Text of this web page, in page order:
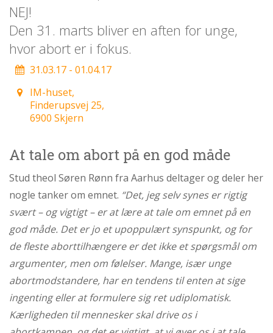
Argumenter
imod
abort
2.0:
Om
os
2.2:
Tidligere
2.3:
Organisation
2.4:
Abortmindelunden
2.5:
Abortlinien
2.6:
Unge
mod
abort
2.7:
Pro
Life
NEJ!
Den 31. marts bliver en aften for unge,
hvor abort er i fokus.
31.03.17 - 01.04.17
IM-huset,
Finderupsvej 25,
6900 Skjern
At tale om abort på en god måde
Stud theol Søren Rønn fra Aarhus deltager og deler her
nogle tanker om emnet. “Det, jeg selv synes er rigtig
svært – og vigtigt – er at lære at tale om emnet på en
god måde. Det er jo et upoppulært synspunkt, og for
de fleste aborttilhængere er det ikke et spørgsmål om
argumenter, men om følelser. Mange, især unge
abortmodstandere, har en tendens til enten at sige
ingenting eller at formulere sig ret udiplomatisk.
Kærligheden til mennesker skal drive os i